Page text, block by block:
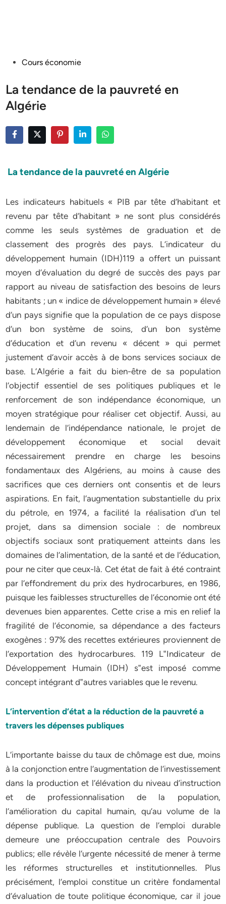
PostedCours économie
La tendance de la pauvreté en
Algérie
La tendance de la pauvreté en Algérie
Les indicateurs habituels « PIB par tête d‘habitant et
revenu par tête d‘habitant » ne sont plus considérés
comme les seuls systèmes de graduation et de
classement des progrès des pays. L‘indicateur du
développement humain (IDH)119 a offert un puissant
moyen d‘évaluation du degré de succès des pays par
rapport au niveau de satisfaction des besoins de leurs
habitants ; un « indice de développement humain » élevé
d‘un pays signifie que la population de ce pays dispose
d‘un bon système de soins, d‘un bon système
d‘éducation et d‘un revenu « décent » qui permet
justement d‘avoir accès à de bons services sociaux de
base. L‘Algérie a fait du bien-être de sa population
l‘objectif essentiel de ses politiques publiques et le
renforcement de son indépendance économique, un
moyen stratégique pour réaliser cet objectif. Aussi, au
lendemain de l‘indépendance nationale, le projet de
développement économique et social devait
nécessairement prendre en charge les besoins
fondamentaux des Algériens, au moins à cause des
sacrifices que ces derniers ont consentis et de leurs
aspirations. En fait, l‘augmentation substantielle du prix
du pétrole, en 1974, a facilité la réalisation d‘un tel
projet, dans sa dimension sociale : de nombreux
objectifs sociaux sont pratiquement atteints dans les
domaines de l‘alimentation, de la santé et de l‘éducation,
pour ne citer que ceux-là. Cet état de fait à été contraint
par l‘effondrement du prix des hydrocarbures, en 1986,
puisque les faiblesses structurelles de l‘économie ont été
devenues bien apparentes. Cette crise a mis en relief la
fragilité de l‘économie, sa dépendance a des facteurs
exogènes : 97% des recettes extérieures proviennent de
l‘exportation des hydrocarbures. 119 L‟Indicateur de
Développement Humain (IDH) s‟est imposé comme
concept intégrant d‟autres variables que le revenu.
L‘intervention d‘état a la réduction de la pauvreté a
travers les dépenses publiques
L‘importante baisse du taux de chômage est due, moins
à la conjonction entre l‘augmentation de l‘investissement
dans la production et l‘élévation du niveau d‘instruction
et de professionnalisation de la population,
l‘amélioration du capital humain, qu‘au volume de la
dépense publique. La question de l‘emploi durable
demeure une préoccupation centrale des Pouvoirs
publics; elle révèle l‘urgente nécessité de mener à terme
les réformes structurelles et institutionnelles. Plus
précisément, l‘emploi constitue un critère fondamental
d‘évaluation de toute politique économique, car il joue